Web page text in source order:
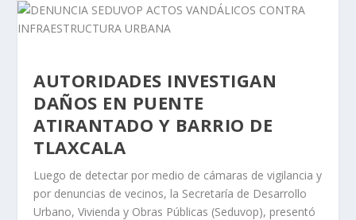
AUTORIDADES INVESTIGAN
DAÑOS EN PUENTE
ATIRANTADO Y BARRIO DE
TLAXCALA
Luego de detectar por medio de cámaras de vigilancia y
por denuncias de vecinos, la Secretaría de Desarrollo
Urbano, Vivienda y Obras Públicas (Seduvop), presentó